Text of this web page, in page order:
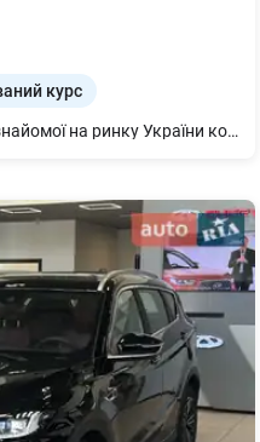
курс
JETOUR Це суббренд вже давно знайомої на ринку України компанії Chery Automobile Co. Ltd., створений у 2018 році підрозділом холдингу Chery Commercial Vehicle Company і розрахований на більш молоду аудиторію. Базуючись на накопиченому за понад 20 років досвіді у виробництві автомобілів, з урахуванням власних розробок міжнародної команди фахівців, JETOUR представляє сімейство інноваційних та інтелектуальних кросоверів